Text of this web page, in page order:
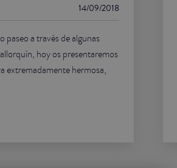
14/09/2018
a través de algunas
hoy os presentaremos
extremadamente hermosa,